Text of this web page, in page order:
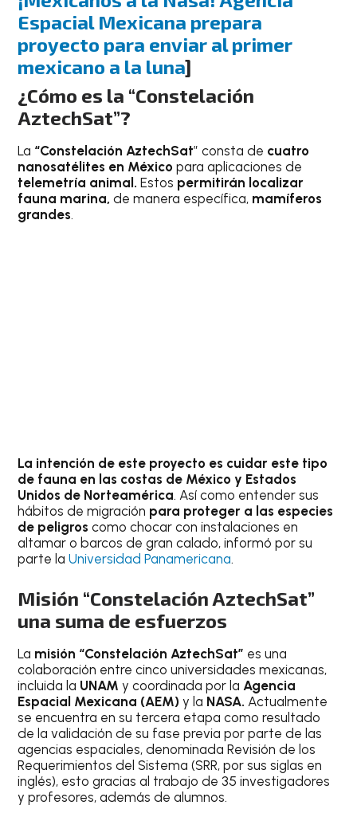
Espacial Mexicana prepara
proyecto para enviar al primer
mexicano a la luna]
¿Cómo es la “Constelación
AztechSat”?
La “Constelación AztechSat” consta de cuatro
nanosatélites en Méxicopara aplicaciones de
telemetría animal. Estos permitirán localizar
fauna marina,de manera específica, mamíferos
grandes.
La intención de este proyecto es cuidar este tipo
de fauna en las costas de México y Estados
Unidos de Norteamérica. Así como entender sus
hábitos de migración para proteger a las especies
de peligros como chocar con instalaciones en
altamar o barcos de gran calado, informó por su
parte la Universidad Panamericana.
Misión “Constelación AztechSat”
una suma de esfuerzos
La misión “Constelación AztechSat” es una
colaboración entre cinco universidades mexicanas,
incluida la UNAM y coordinada por la Agencia
Espacial Mexicana (AEM)y la NASA. Actualmente
se encuentra en su tercera etapa como resultado
de la validación de su fase previa por parte de las
agencias espaciales, denominada Revisión de los
Requerimientos del Sistema (SRR, por sus siglas en
inglés), esto gracias al trabajo de 35 investigadores
y profesores, además de alumnos.